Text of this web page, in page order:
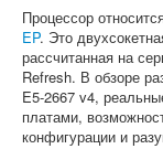
Процессор
EP. Это
рассчитанная на
Refresh. В обзоре
E5-2667 v4,
платами,
конфигурации и